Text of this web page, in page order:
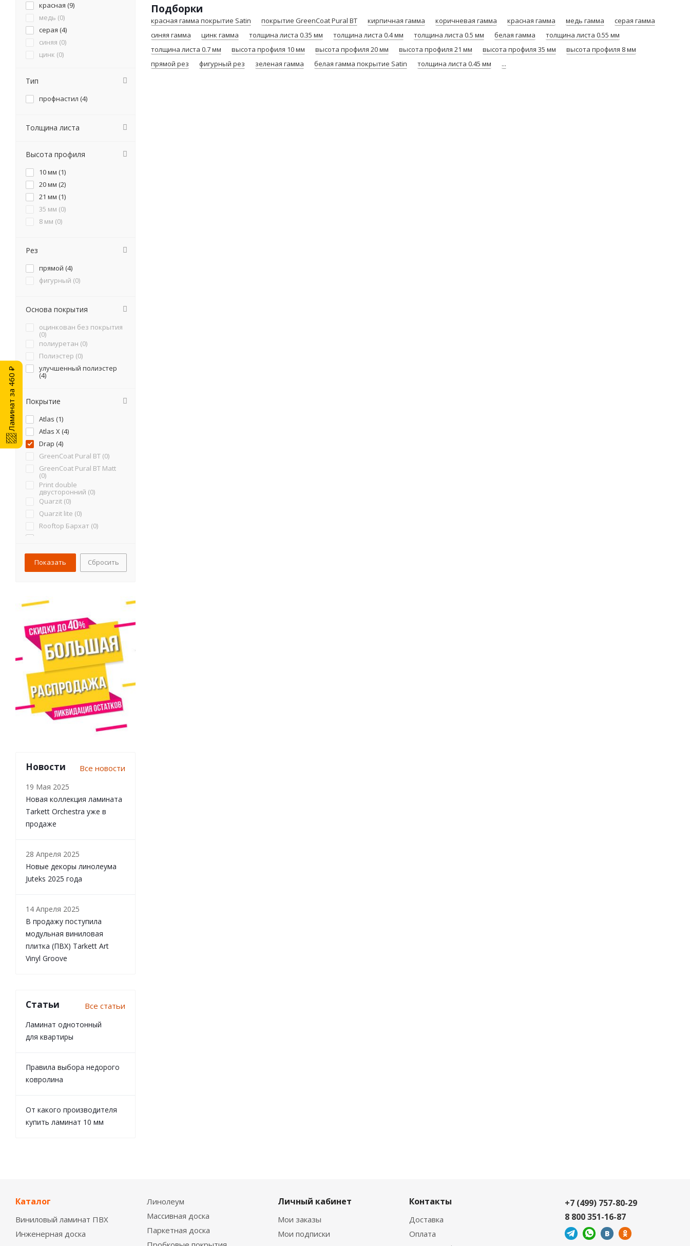
Подборки
красная гамма покрытие Satin покрытие GreenCoat Pural BT кирпичная гамма коричневая гамма красная гамма медь гамма
серая гамма
синяя гамма
цинк гамма толщина листа 0.35 мм толщина листа 0.4 мм толщина листа 0.5 мм белая гамма
толщина листа 0.55 мм
толщина листа 0.7 мм
высота профиля 10 мм высота профиля 20 мм высота профиля 21 мм высота профиля 35 мм
высота профиля 8 мм
прямой рез
фигурный рез зеленая гамма белая гамма покрытие Satin толщина листа 0.45 мм ...
красная (9)
медь (0)
серая (4)
синяя (0)
цинк (0)
Тип
профнастил (4)
Толщина листа
Высота профиля
10 мм (1)
20 мм (2)
21 мм (1)
35 мм (0)
8 мм (0)
Рез
прямой (4)
фигурный (0)
Основа покрытия
оцинкован без покрытия
(0)
полиуретан (0)
Полиэстер (0)
улучшенный полиэстер
(4)
Покрытие
Atlas (1)
Atlas X (4)
Drap (4)
GreenCoat Pural BT (0)
GreenCoat Pural BT Matt
(0)
Print double
двусторонний (0)
Quarzit (0)
Quarzit lite (0)
Rooftop Бархат (0)
Velur X (5
Полиэстер ( 1)
цинк (
Сбросить
Новости Все новости
19 Мая 2025
Новая коллекция ламината
Tarkett Orchestra уже в
продаже
28 Апреля 2025
Новые декоры линолеума
Juteks 2025 года
14 Апреля 2025
В продажу поступила
модульная виниловая
плитка (ПВХ) Tarkett Art
Vinyl Groove
Статьи Все статьи
Ламинат однотонный
для квартиры
Правила выбора недорого
ковролина
От какого производителя
купить ламинат 10 мм
Каталог
Виниловый ламинат ПВХ
Инженерная доска
Линолеум
Массивная доска
Паркетная доска
Личный кабинет
Мои заказы
Мои подписки
Контакты
Доставка
Оплата
+7 (499) 757-80-29
8 800 351-16-87
Ламинат за 460 ₽